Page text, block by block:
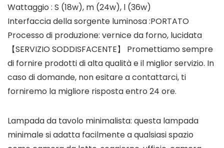
Wattaggio : S (18w), m (24w), l (36w)
Interfaccia della sorgente luminosa :PORTATO
Processo di produzione: vernice da forno, lucidata
【SERVIZIO SODDISFACENTE】 Promettiamo sempre
di fornire prodotti di alta qualità e il miglior servizio. In
caso di domande, non esitare a contattarci, ti
forniremo la migliore risposta entro 24 ore.
Lampada da tavolo minimalista: questa lampada
minimale si adatta facilmente a qualsiasi spazio